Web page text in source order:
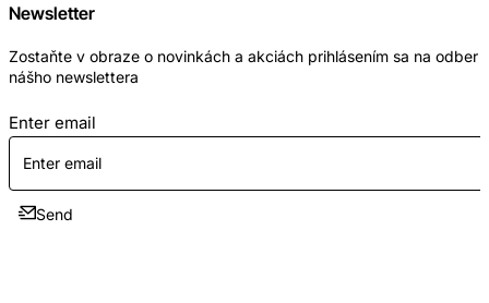
Newsletter
Zostaňte v obraze o novinkách a akciách prihlásením sa na odber
nášho newslettera
Enter email
Send